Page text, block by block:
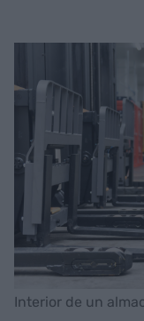
Interior de un